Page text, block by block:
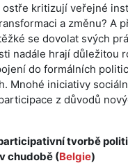
kritizují veřejné
a změnu? A
se dovolat svých
nadále hrají
do formálních
Mnohé iniciativy
z důvodů
tvorbě
chudobě (Belgie)